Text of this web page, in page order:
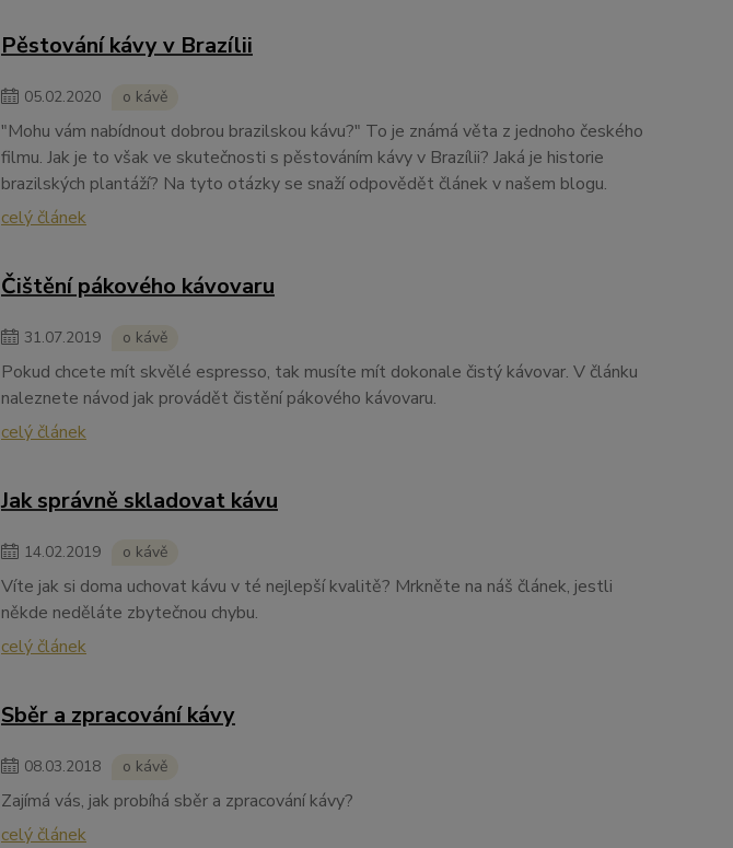
Pěstování kávy v Brazílii
05.02.2020 o kávě
"Mohu vám nabídnout dobrou brazilskou kávu?" To je známá věta z jednoho českého
filmu. Jak je to však ve skutečnosti s pěstováním kávy v Brazílii? Jaká je historie
brazilských plantáží? Na tyto otázky se snaží odpovědět článek v našem blogu.
celý článek
Čištění pákového kávovaru
31.07.2019 o kávě
Pokud chcete mít skvělé espresso, tak musíte mít dokonale čistý kávovar. V článku
naleznete návod jak provádět čistění pákového kávovaru.
celý článek
Jak správně skladovat kávu
14.02.2019 o kávě
Víte jak si doma uchovat kávu v té nejlepší kvalitě? Mrkněte na náš článek, jestli
někde neděláte zbytečnou chybu.
celý článek
Sběr a zpracování kávy
08.03.2018 o kávě
Zajímá vás, jak probíhá sběr a zpracování kávy?
celý článek